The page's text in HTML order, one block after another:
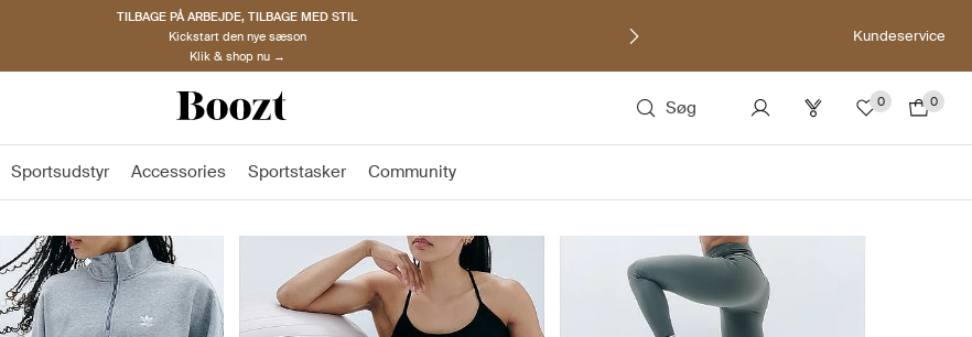
OPDAG NORDISKE BRANDS
Must-haves til den nye sæson
Klik & shop nu →
Kundeservice
Søg 0 0
Sportsudstyr Accessories Sportstasker Community